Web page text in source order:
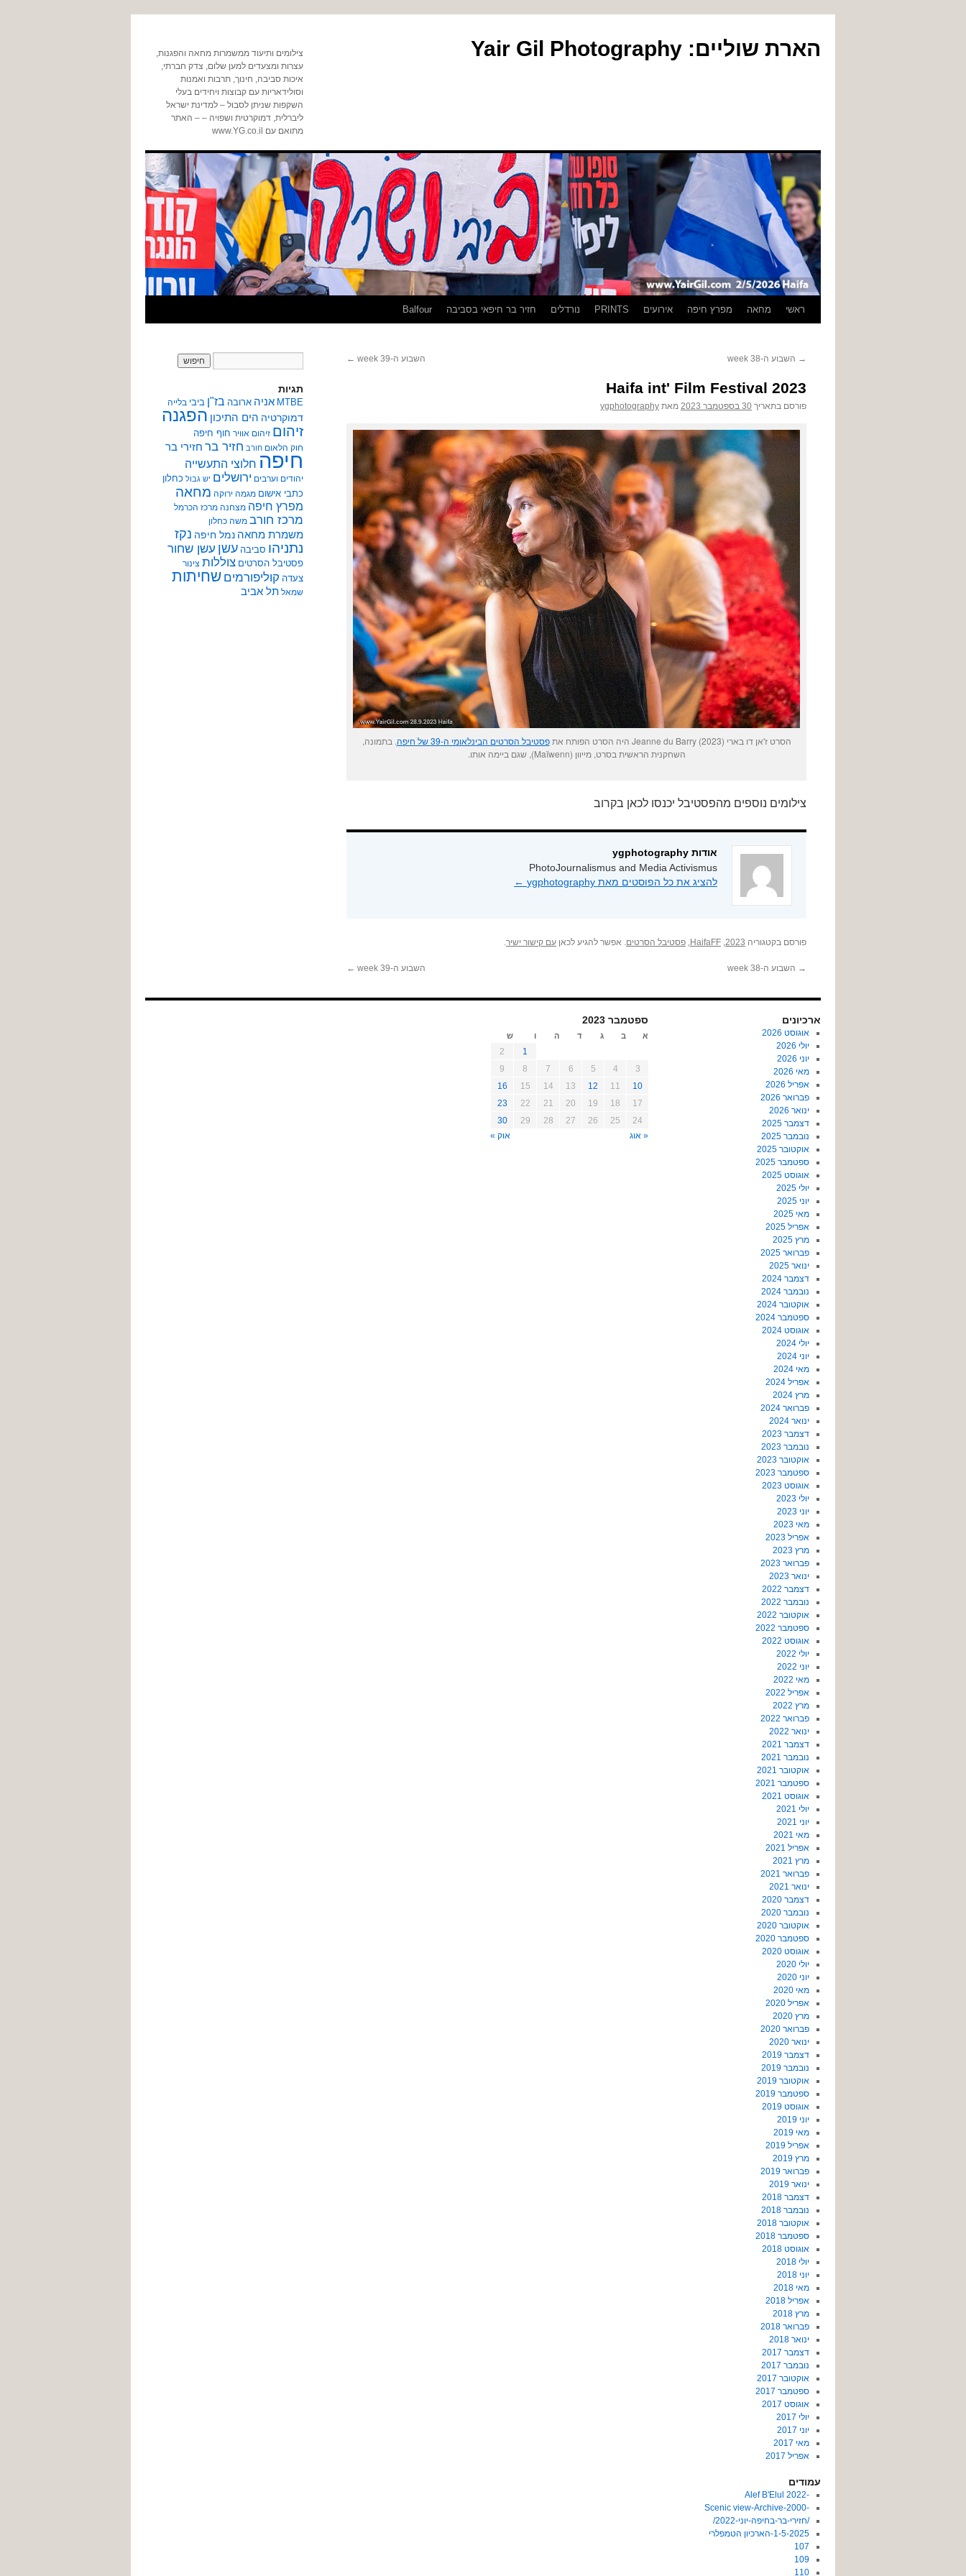
הארת שוליים: Yair Gil Photography
צילומים ותיעוד ממשמרות מחאה והפגנות,
עצרות ומצעדים למען שלום, צדק חברתי,
איכות סביבה, חינוך, תרבות ואמנות
וסולידאריות עם קבוצות ויחידים בעלי
השקפות שניתן לסבול – למדינת ישראל
ליברלית, דמוקרטית ושפויה – – האתר
מתואם עם www.YG.co.il
לדלגראשי מחאה מפרץ חיפה אירועים PRINTS נורדלים חזיר בר חיפאי בסביבה Balfour
→ השבוע ה-38 week השבוע ה-39 week ←
Haifa int' Film Festival 2023
פורסם בתאריך 30 בספטמבר 2023 מאת ygphotography
הסרט ז'אן דו בארי Jeanne du Barry (2023) היה הסרט הפותח את פסטיבל הסרטים הבינלאומי ה-39 של חיפה
. בתמונה,
השחקנית הראשית בסרט, מייוון (Maïwenn), שגם ביימה אותו.
צילומים נוספים מהפסטיבל יכנסו לכאן בקרוב
אודות ygphotography
PhotoJournalismus and Media Activismus
להציג את כל הפוסטים מאת ygphotography‏
←
פורסם בקטגוריה 2023
HaifaFF פסטיבל הסרטים . אפשר להגיע לכאן עם קישור ישיר
→ השבוע ה-38 week השבוע ה-39 week ←
תגיות
MTBE אניה ארובה בז"ן ביבי בלייה
דמוקרטיה הים התיכון הפגנה
זיהום זיהום אוויר חוף חיפה
חוק הלאום חורב חזיר בר חזירי בר
חיפה חלוצי התעשייה
יהודים וערבים ירושלים יש גבול כחלון
כתבי אישום מגמה ירוקה מחאה
מפרץ חיפה מצחנה מרכז הכרמל
מרכז חורב משה כחלון
משמרת מחאה נמל חיפה נקז
נתניהו סביבה עשן עשן שחור
פסטיבל הסרטים צוללות צינור
צעדה קוליפורמים שחיתות
שמאל תל אביב
ארכיונים
אוגוסט 2026
יולי 2026
יוני 2026
מאי 2026
אפריל 2026
פברואר 2026
ינואר 2026
דצמבר 2025
נובמבר 2025
אוקטובר 2025
ספטמבר 2025
אוגוסט 2025
יולי 2025
יוני 2025
מאי 2025
אפריל 2025
מרץ 2025
פברואר 2025
ינואר 2025
דצמבר 2024
נובמבר 2024
אוקטובר 2024
ספטמבר 2024
אוגוסט 2024
יולי 2024
יוני 2024
מאי 2024
אפריל 2024
מרץ 2024
פברואר 2024
ינואר 2024
דצמבר 2023
נובמבר 2023
אוקטובר 2023
ספטמבר 2023
אוגוסט 2023
יולי 2023
יוני 2023
מאי 2023
אפריל 2023
מרץ 2023
פברואר 2023
ינואר 2023
דצמבר 2022
נובמבר 2022
אוקטובר 2022
ספטמבר 2022
אוגוסט 2022
יולי 2022
יוני 2022
מאי 2022
אפריל 2022
מרץ 2022
פברואר 2022
ינואר 2022
דצמבר 2021
נובמבר 2021
אוקטובר 2021
ספטמבר 2021
אוגוסט 2021
יולי 2021
יוני 2021
מאי 2021
אפריל 2021
מרץ 2021
פברואר 2021
ינואר 2021
דצמבר 2020
נובמבר 2020
אוקטובר 2020
ספטמבר 2020
אוגוסט 2020
יולי 2020
יוני 2020
מאי 2020
אפריל 2020
מרץ 2020
פברואר 2020
ינואר 2020
דצמבר 2019
נובמבר 2019
אוקטובר 2019
ספטמבר 2019
אוגוסט 2019
יוני 2019
מאי 2019
אפריל 2019
מרץ 2019
פברואר 2019
ינואר 2019
דצמבר 2018
נובמבר 2018
אוקטובר 2018
ספטמבר 2018
אוגוסט 2018
יולי 2018
יוני 2018
מאי 2018
אפריל 2018
מרץ 2018
פברואר 2018
ינואר 2018
דצמבר 2017
נובמבר 2017
אוקטובר 2017
ספטמבר 2017
אוגוסט 2017
יולי 2017
יוני 2017
מאי 2017
אפריל 2017
עמודים
-2022 Alef B'Elul
-Scenic view-Archive-2000
/חזירי-בר-בחיפה-יוני-2022/
1-5-2025-הארכיון הטמפלרי
107
109
110
ספטמבר 2023
א ב ג ד ה ו ש
1
2
3
4
5
6
7
8
9
10
11
12
13
14
15
16
17
18
19
20
21
22
23
24
25
26
27
28
29
30
« אוג
אוק »